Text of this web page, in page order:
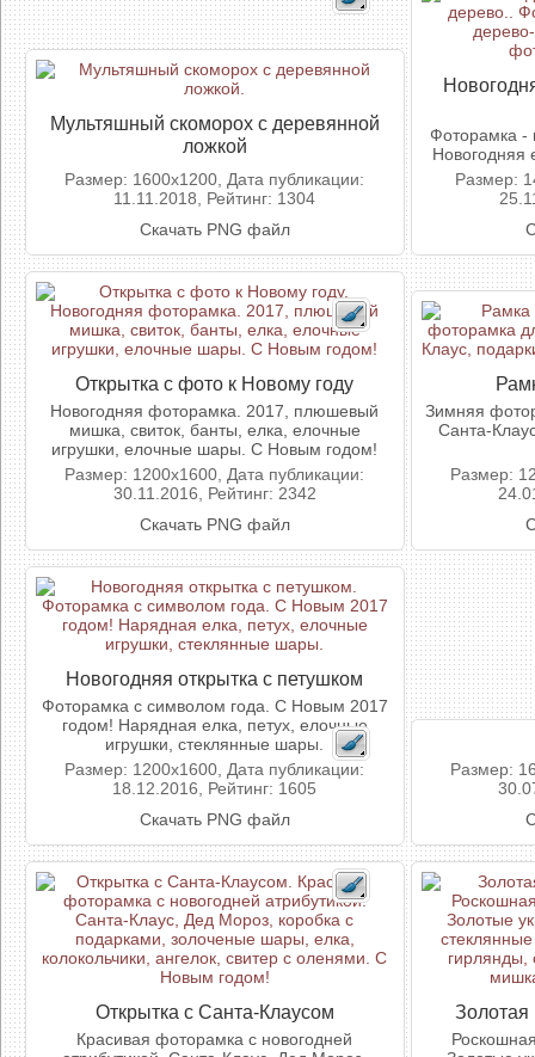
Мультяшный скоморох с деревянной
ложкой
Размер: 1600x1200, Дата публикации:
11.11.2018, Рейтинг: 1304
Скачать PNG файл
Фоторамка -
Размер:
Открытка с фото к Новому году
Новогодняя фоторамка. 2017, плюшевый
мишка, свиток, банты, елка, елочные
игрушки, елочные шары. С Новым годом!
Размер: 1200x1600, Дата публикации:
30.11.2016, Рейтинг: 2342
Скачать PNG файл
Зимняя
Санта-
Размер:
Новогодняя открытка с петушком
Фоторамка с символом года. С Новым 2017
годом! Нарядная елка, петух, елочные
игрушки, стеклянные шары.
Размер: 1200x1600, Дата публикации:
18.12.2016, Рейтинг: 1605
Скачать PNG файл
Размер:
Открытка с Санта-Клаусом
Красивая фоторамка с новогодней
Золотая